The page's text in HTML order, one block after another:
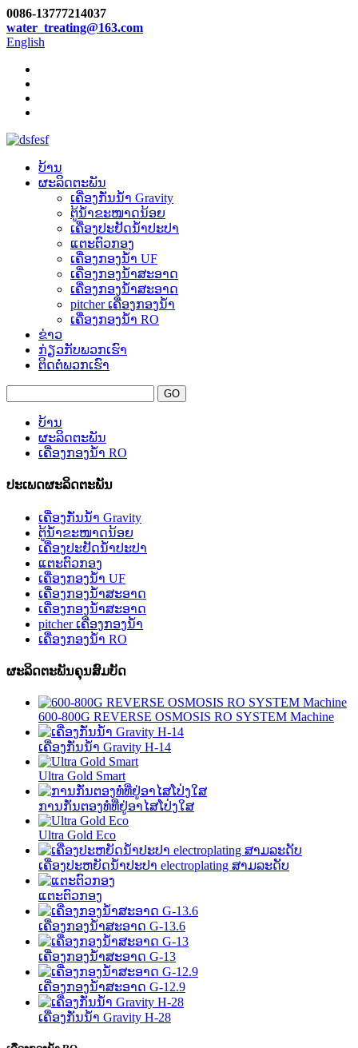
0086-13777214037
water_treating@163.com
English
ບ້ານ
ຜະລິດຕະພັນ
ເຄື່ອງກັ່ນນ້ຳ Gravity
ຕູ້ນ້ຳຂະໜາດນ້ອຍ
ເຄື່ອງປະຢັດນ້ໍາປະປາ
ແຕະຕົວກອງ
ເຄື່ອງກອງນໍ້າ UF
ເຄື່ອງກອງນໍ້າສະອາດ
ເຄື່ອງກອງນໍ້າສະອາດ
pitcher ເຄື່ອງກອງນໍ້າ
ເຄື່ອງກອງນໍ້າ RO
ຂ່າວ
ກ່ຽວ​ກັບ​ພວກ​ເຮົາ
ຕິດ​ຕໍ່​ພວກ​ເຮົາ
ບ້ານ
ຜະລິດຕະພັນ
ເຄື່ອງກອງນໍ້າ RO
ປະເພດຜະລິດຕະພັນ
ເຄື່ອງກັ່ນນ້ຳ Gravity
ຕູ້ນ້ຳຂະໜາດນ້ອຍ
ເຄື່ອງປະຢັດນ້ໍາປະປາ
ແຕະຕົວກອງ
ເຄື່ອງກອງນໍ້າ UF
ເຄື່ອງກອງນໍ້າສະອາດ
ເຄື່ອງກອງນໍ້າສະອາດ
pitcher ເຄື່ອງກອງນໍ້າ
ເຄື່ອງກອງນໍ້າ RO
ຜະລິດຕະພັນຄຸນສົມບັດ
600-800G REVERSE OSMOSIS RO SYSTEM Machine
ເຄື່ອງກັ່ນນ້ຳ Gravity H-14
Ultra Gold Smart
ການກັ່ນຕອງທໍ່ທີ່ຢູ່ອາໄສໂປ່ງໃສ
Ultra Gold Eco
ເຄື່ອງປະຫຍັດນ້ໍາປະປາ electroplating ສາມລະດັບ
ແຕະຕົວກອງ
ເຄື່ອງກອງນໍ້າສະອາດ G-13.6
ເຄື່ອງກອງນໍ້າສະອາດ G-13
ເຄື່ອງກອງນໍ້າສະອາດ G-12.9
ເຄື່ອງກັ່ນນ້ຳ Gravity H-28